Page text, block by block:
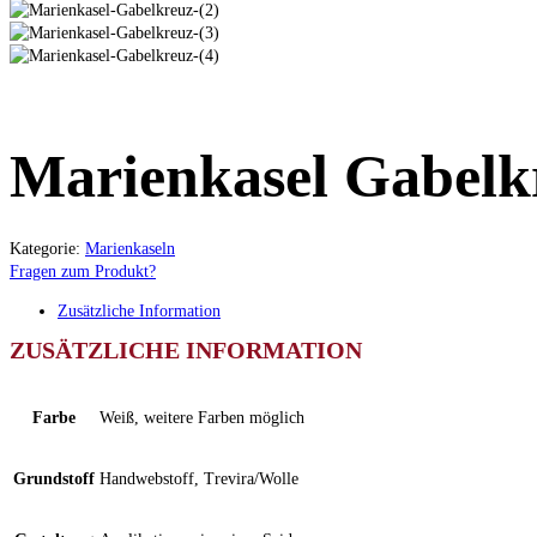
Marienkasel
Kategorie: Marienkaseln
Fragen zum Produkt?
Zusätzliche Information
ZUSÄTZLICHE INFORMATION
Farbe Weiß, weitere Farben möglich
Grundstoff Handwebstoff, Trevira/Wolle